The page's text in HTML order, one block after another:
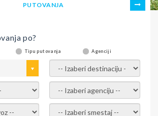
PUTOVANJA
po?
Tipu putovanja Agenciji
- izaberi destinaciju -
- izaberi agenciju -
- Izaberite smestaj -